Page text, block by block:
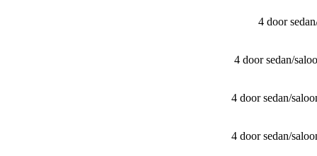
4 door
4 door sedan/​
4 door sedan/​
4 door sedan/​